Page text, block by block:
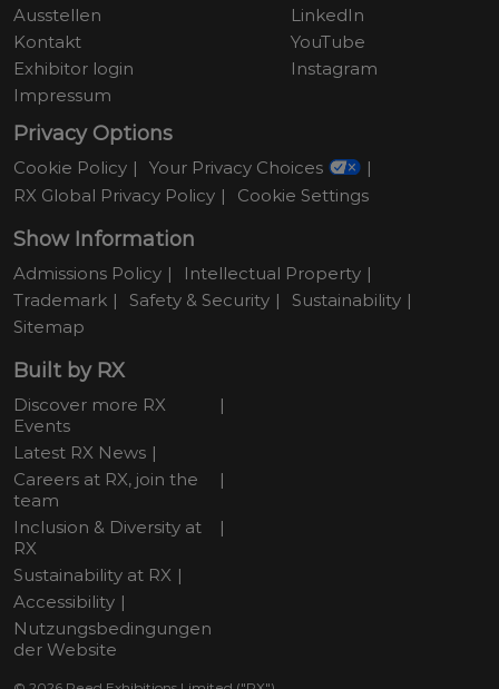
Ausstellen
Kontakt
Exhibitor login
Impressum
LinkedIn
YouTube
Instagram
Privacy Options
Cookie Policy
Your Privacy Choices
RX Global Privacy Policy
Cookie Settings
Show Information
Admissions Policy
Intellectual Property
Trademark
Safety & Security
Sustainability
Sitemap
Built by RX
Discover more RX
Events
Latest RX News
Careers at RX, join the
team
Inclusion & Diversity at
RX
Sustainability at RX
Accessibility
Nutzungsbedingungen
der Website